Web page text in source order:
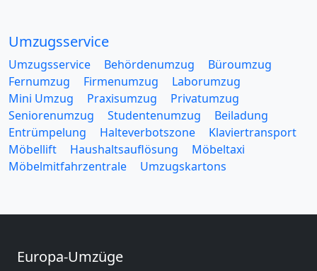
Umzugsservice
Umzugsservice Behördenumzug
Büroumzug
Fernumzug
Firmenumzug
Laborumzug
Mini Umzug
Praxisumzug
Privatumzug
Seniorenumzug
Studentenumzug
Beiladung
Entrümpelung
Halteverbotszone
Klaviertransport
Möbellift
Haushaltsauflösung
Möbeltaxi
Möbelmitfahrzentrale
Umzugskartons
Europa-Umzüge